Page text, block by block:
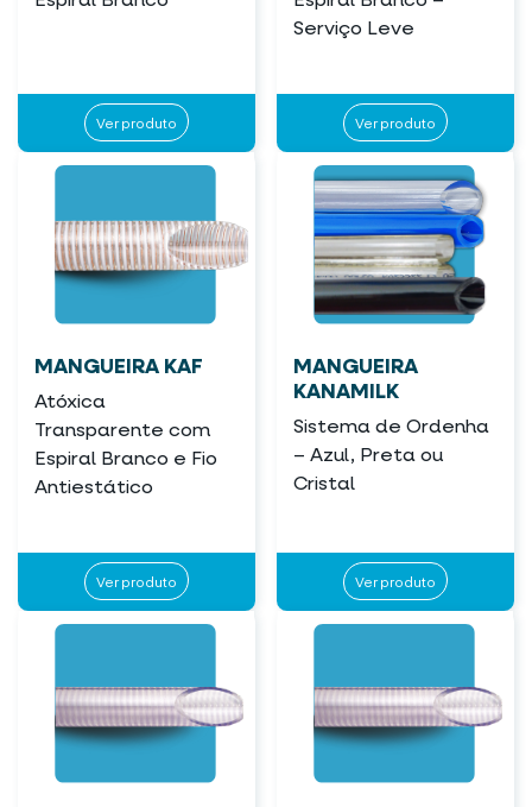
Ver produto
Serviço Leve
Ver produto
MANGUEIRA KAF
Atóxica
Transparente com
Espiral Branco e Fio
Antiestático
Ver produto
MANGUEIRA
KANAMILK
Sistema de Ordenha
– Azul, Preta ou
Cristal
Ver produto